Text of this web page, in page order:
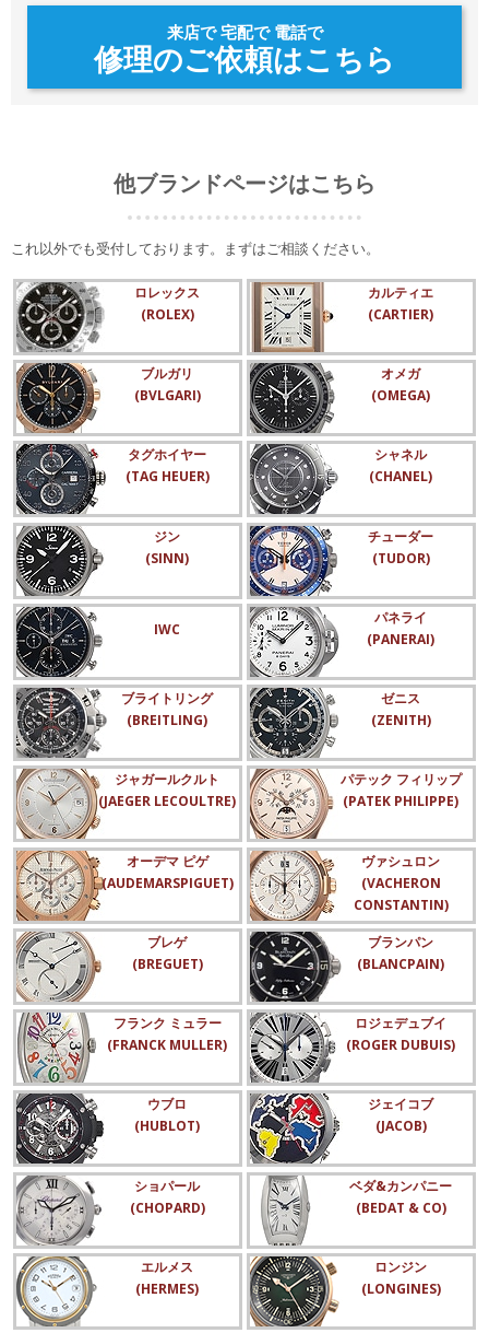
来店で 宅配で 電話で
修理のご依頼はこちら
他ブランドページはこちら
これ以外でも受付しております。まずはご相談ください。
ロレックス
(ROLEX)
カルティエ
(CARTIER)
ブルガリ
(BVLGARI)
オメガ
(OMEGA)
タグホイヤー
(TAG HEUER)
シャネル
(CHANEL)
ジン
(SINN)
チューダー
(TUDOR)
IWC
パネライ
(PANERAI)
ブライトリング
(BREITLING)
ゼニス
(ZENITH)
ジャガールクルト
(JAEGER LECOULTRE)
パテック フィリップ
(PATEK PHILIPPE)
オーデマ ピゲ
(AUDEMARSPIGUET)
ヴァシュロン
(VACHERON
CONSTANTIN)
ブレゲ
(BREGUET)
ブランパン
(BLANCPAIN)
フランク ミュラー
(FRANCK MULLER)
ロジェデュブイ
(ROGER DUBUIS)
ウブロ
(HUBLOT)
ジェイコブ
(JACOB)
ショパール
(CHOPARD)
ベダ&カンパニー
(BEDAT & CO)
エルメス
(HERMES)
ロンジン
(LONGINES)